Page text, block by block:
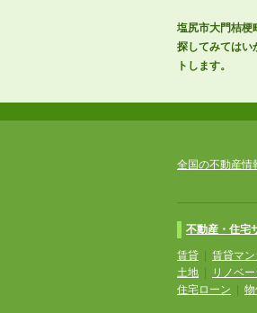
塩尻市大門桔梗
探してみてはい
トします。
全国の不動産情
不動産・住宅
賃貸 賃貸マ
土地
リノベ
住宅ローン
物